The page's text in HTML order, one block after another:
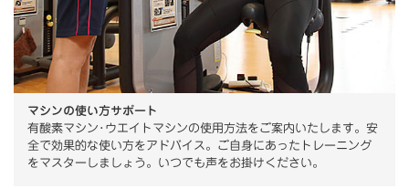
マシンの使い方サポート
有酸素マシン･ウエイトマシンの使用方法をご案内いたします。安
全で効果的な使い方をアドバイス。ご自身にあったトレーニング
をマスターしましょう。いつでも声をお掛けください。